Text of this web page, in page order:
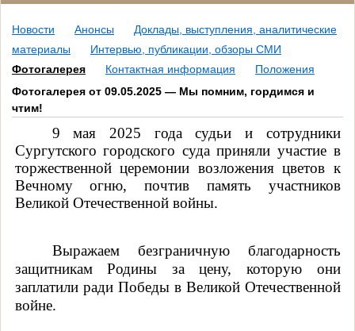
Новости Анонсы
Доклады, выступления, аналитические
материалы
Интервью, публикации, обзоры СМИ
Фотогалерея
Контактная информация
Положения
Фотогалерея от 09.05.2025 — Мы помним, гордимся и
чтим!
9 мая 2025 года судьи и сотрудники
Сургутского городского суда приняли участие в
торжественной церемонии возложения цветов к
Вечному огню, почтив память участников
Великой Отечественной войны.
Выражаем безграничную благодарность
защитникам Родины за цену, которую они
заплатили ради Победы в Великой Отечественной
войне.